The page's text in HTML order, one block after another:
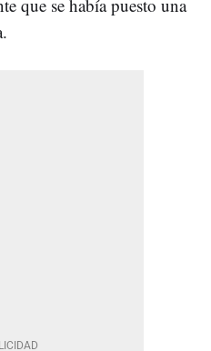
que se había puesto una